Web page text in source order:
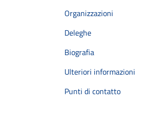
Organizzazioni
Deleghe
Biografia
Ulteriori informazioni
Punti di contatto